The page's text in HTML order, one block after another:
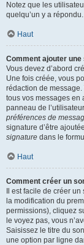
Notez que les
quelqu’un y a répondu.
Haut
Comment ajouter
Vous devez d’abord
Une fois créée, vous
rédaction de
tous vos messages en
panneau de
préférences de
signature d’être
signature dans le
Haut
Comment créer un
Il est facile de créer
la modification du
permissions), cliquez
le voyez pas, vous
Saisissez le titre du
une option par ligne